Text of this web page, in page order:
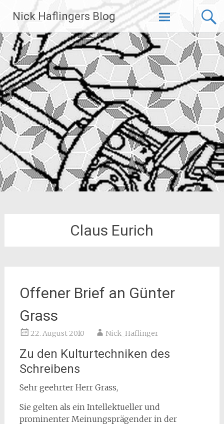
Inhalt
springen
Nick Haflingers Blog
Claus Eurich
Offener Brief an Günter
Grass
22. August 2010 Nick_Haflinger
Zu den Kulturtechniken des
Schreibens
Sehr geehrter Herr Grass,
Sie gelten als ein Intellektueller und
prominenter Meinungsprägender in der